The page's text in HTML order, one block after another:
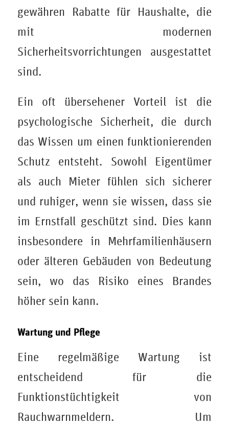
gewähren Rabatte für Haushalte, die
mit modernen
Sicherheitsvorrichtungen ausgestattet
sind.
Ein oft übersehener Vorteil ist die
psychologische Sicherheit, die durch
das Wissen um einen funktionierenden
Schutz entsteht. Sowohl Eigentümer
als auch Mieter fühlen sich sicherer
und ruhiger, wenn sie wissen, dass sie
im Ernstfall geschützt sind. Dies kann
insbesondere in Mehrfamilienhäusern
oder älteren Gebäuden von Bedeutung
sein, wo das Risiko eines Brandes
höher sein kann.
Wartung und Pflege
Eine regelmäßige Wartung ist
entscheidend für die
Funktionstüchtigkeit von
Rauchwarnmeldern. Um